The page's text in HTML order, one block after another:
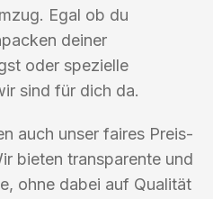
Egal ob du
deiner
oder spezielle
sind für dich da.
auch unser faires Preis-
bieten transparente und
ohne dabei auf Qualität